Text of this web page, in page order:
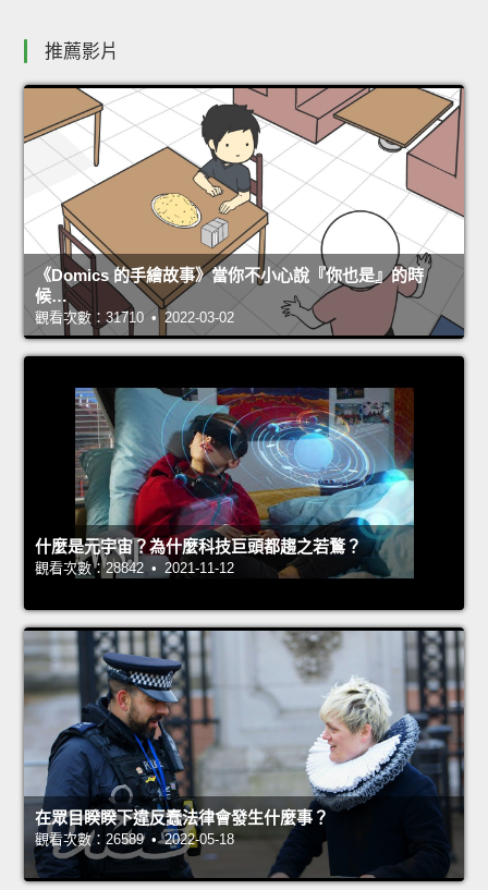
推薦影片
《Domics 的手繪故事》當你不小心說『你也是』的時
候…
觀看次數：31710 • 2022-03-02
什麼是元宇宙？為什麼科技巨頭都趨之若鶩？
觀看次數：28842 • 2021-11-12
在眾目睽睽下違反蠢法律會發生什麼事？
觀看次數：26589 • 2022-05-18